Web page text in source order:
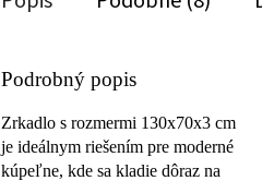
Podrobný popis
Zrkadlo s rozmermi 130x70x3 cm
je ideálnym riešením pre moderné
kúpeľne, kde sa kladie dôraz na